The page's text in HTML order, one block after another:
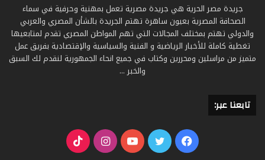
جريدة مصر الحرية هي جريدة مصرية تعمل بمهنية وحرفية في سماء
الصحافة المصرية بعيون ساهرة تهتم الجريدة بالشأن المصري والعربي
والدولي تهتم بمختلف المجالات التي تهم المواطن المصري تقدم لمتابعيها
تغطية كاملة للأخبار الرياضية و الفنية والسياسية والإقتصادية بفريق عمل
متميز من مراسلين ومحررين وكتاب في جميع انحاء الجمهورية لنقدم لك السبق
والخبر ...
تابعنا عبر:
فيسبوكتويتر يوتيوب انستقرام‫TikTok